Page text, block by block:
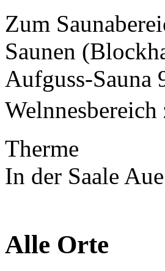
Zum
Saunen
Aufguss-Sauna
Therme
In der Saale
Alle Orte